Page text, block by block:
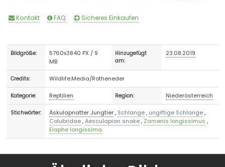
Kontakt FAQ Sicheres Einkaufen
Bildgröße:
5760x3840 PX / 9
MB
Hinzugefügt
am:
23.08.2019
Credits: Wildlife.Media/Rotheneder
Kategorie: Reptilien Region: Niederösterreich
Stichwörter: Äskulapnatter Jungtier, Schlange, ungiftige Schlange,
Colubridae,Aesculapian snake, Zamenis longissimus ,
Elaphe longissima